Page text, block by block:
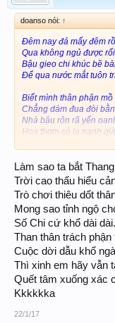
doanso nói: ↑
Đêm nay đả mấy đêm
Qua không ngủ được
Bậu gieo chi khúc bẽ
Để qua nước mắt tuôn
Biết mình thân phận mồ
Chẳng dám đua đòi
Nhà bậu rộn rã yến
Hoa thơm cỏ lạ tranh
Phải chi đừng có ngày
Giận mình chìm đắm
Giờ qua phải chịu não
Nỗi niềm thơ vận ngỗn
Mong sao quên hết lỡ
Bây giờ thì phải làm sao
Bây giờ ta phải làm sao
Làm sao để biết bây giờ
Bây giờ ta biết bây giờ
Làm sao ta bắt
Trời cao thấu hiểu
Trò chơi thiêu dốt
Mong sao tỉnh ngộ
Số Chi cứ khổ dài dài.
Than thân trách
Cuộc dời dẫu khổ
Thì xinh em hãy vẫn
Quết tâm xuống xác
Kkkkkka
22/1/17